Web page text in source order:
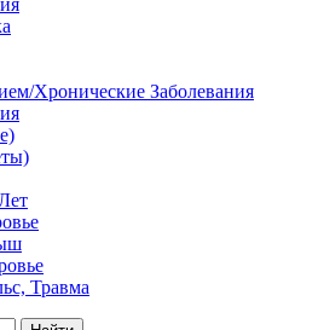
Хронические Заболевания
Травма